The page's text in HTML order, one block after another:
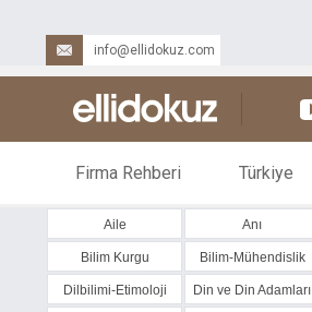
info@ellidokuz.com
Firma Rehberi Türkiye
Aile Anı
Bilim Kurgu Bilim-Mühendislik
Dilbilimi-Etimoloji Din ve Din Adamları